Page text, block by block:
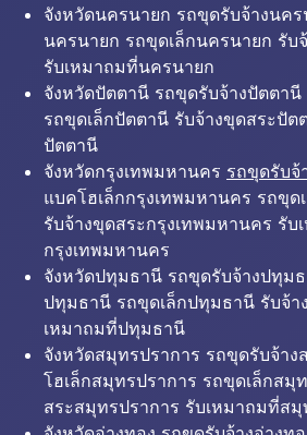
จังหวัดนครนายก รถขุดรับจ้างนค
นครนายก รถขุดเล็กนครนายก รับ
รับเหมาถมที่นครนายก
จังหวัดปัตตานี รถขุดรับจ้างปัตตา
รถขุดเล็กปัตตานี รับจ้างขุดสระปัต
ปัตตานี
จังหวัดกรุงเทพมหานคร รถขุดรับจ้
แบคโฮเล็กกรุงเทพมหานคร รถขุด
รับจ้างขุดสระกรุงเทพมหานคร รับ
กรุงเทพมหานคร
จังหวัดปทุมธานี รถขุดรับจ้างปทุม
ปทุมธานี รถขุดเล็กปทุมธานี รับจ้
เหมาถมที่ปทุมธานี
จังหวัดสมุทรปราการ รถขุดรับจ้า
โฮเล็กสมุทรปราการ รถขุดเล็กสมุ
สระสมุทรปราการ รับเหมาถมที่สมุ